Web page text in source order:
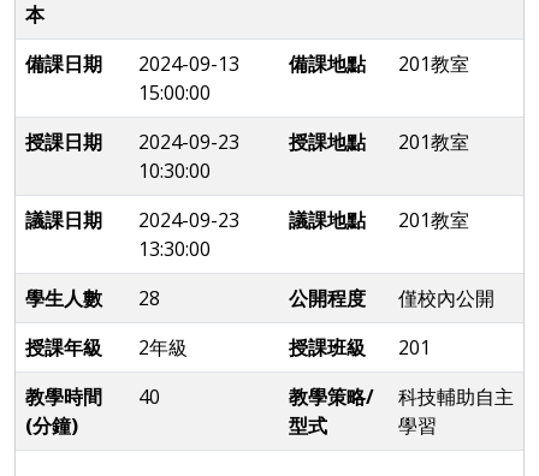
本
備課日期
2024-09-13
15:00:00
備課地點 201教室
授課日期
2024-09-23
10:30:00
授課地點 201教室
議課日期
2024-09-23
13:30:00
議課地點 201教室
學生人數 28 公開程度
僅校內公開
授課年級
2年級 授課班級
201
教學時間
(分鐘)
40
教學策略/
型式
科技輔助自主
學習